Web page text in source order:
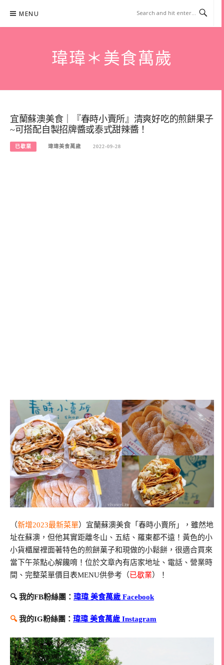
content
MENU
瑋瑋＊美食萬歲
宜蘭蘇澳美食｜『春時小賣所』清爽好吃的煎餅果子
~可搭配自製招牌醬或泰式甜辣醬！
已歇業 瑋瑋美食萬歲 2022-09-28
（新增2023最新菜單）宜蘭蘇澳美食「春時小賣所」，雖然地
址在蘇澳，但他其實距離冬山、五結、羅東都不遠！黃色的小
小貨櫃屋裡面著特色的煎餅菓子和現做的小鬆餅，很適合買來
當下午茶點心解饞唷！位於文章內有店家地址、電話、營業時
間、完整菜單價目表MENU供參考（已歇業）！
🔍 我的FB粉絲團： 瑋瑋 美食萬歲 Facebook
🔍我的IG粉絲團： 瑋瑋 美食萬歲 Instagram